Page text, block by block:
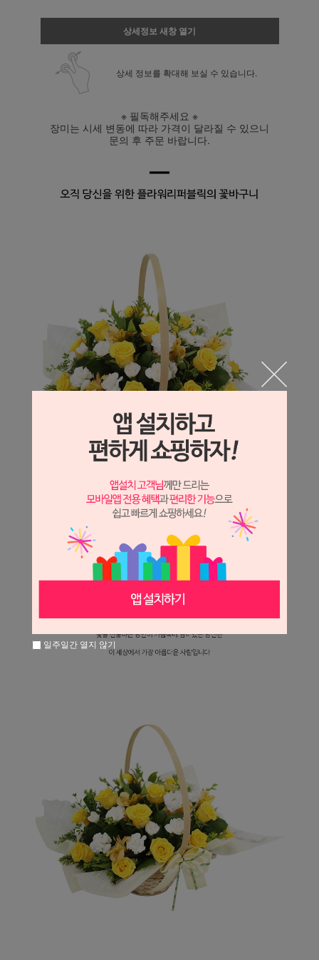
상세정보 새창 열기
상세 정보를 확대해 보실 수 있습니다.
※ 필독해주세요 ※
장미는 시세 변동에 따라 가격이 달라질 수 있으니
문의 후 주문 바랍니다.
일주일간 열지 않기